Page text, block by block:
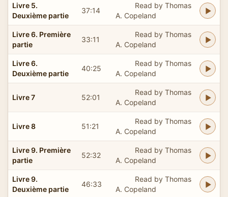
Livre 5.
Deuxième partie
37:14
Read by Thomas
A. Copeland
Livre 6. Première
partie
33:11
Read by Thomas
A. Copeland
Livre 6.
Deuxième partie
40:25
Read by Thomas
A. Copeland
Livre 7 52:01
Read by Thomas
A. Copeland
Livre 8 51:21
Read by Thomas
A. Copeland
Livre 9. Première
partie
52:32
Read by Thomas
A. Copeland
Livre 9.
Deuxième partie
46:33
Read by Thomas
A. Copeland